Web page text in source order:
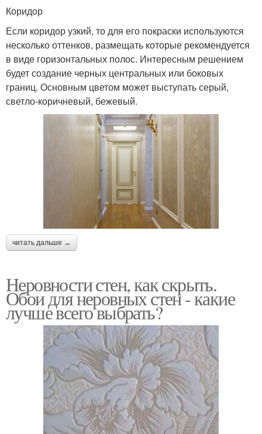
Коридор
Если коридор узкий, то для его покраски используются
несколько оттенков, размещать которые рекомендуется
в виде горизонтальных полос. Интересным решением
будет создание черных центральных или боковых
границ. Основным цветом может выступать серый,
светло-коричневый, бежевый.
читать дальше →
Неровности стен, как скрыть.
Обои для неровных стен - какие
лучше всего выбрать?